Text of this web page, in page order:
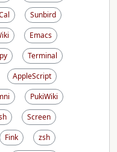
Sunbird
Emacs
Terminal
AppleScript
PukiWiki
Screen
Fink
zsh